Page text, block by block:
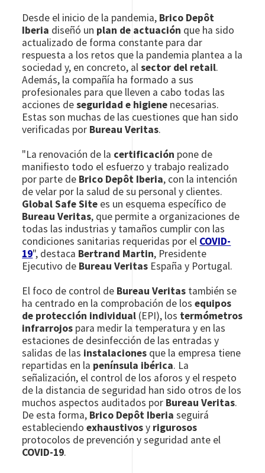
Desde el inicio de la pandemia, Brico Depôt
Iberia diseñó un plan de actuación que ha sido
actualizado de forma constante para dar
respuesta a los retos que la pandemia plantea a la
sociedad y, en concreto, alsector del retail.
Además, la compañía ha formado a sus
profesionales para que lleven a cabo todas las
acciones deseguridad e higiene necesarias.
Estas son muchas de las cuestiones que han sido
verificadas por Bureau Veritas.
"La renovación de la certificación pone de
manifiesto todo el esfuerzo y trabajo realizado
por parte de Brico Depôt Iberia, con la intención
de velar por la salud de su personal y clientes.
Global Safe Site es un esquema específico de
Bureau Veritas, que permite a organizaciones de
todas las industrias y tamaños cumplir con las
condiciones sanitarias requeridas por el COVID-
19", destaca Bertrand Martin, Presidente
Ejecutivo de Bureau Veritas España y Portugal.
El foco de control de Bureau Veritas también se
ha centrado en la comprobación de losequipos
de protección individual (EPI), los termómetros
infrarrojos para medir la temperatura y en las
estaciones de desinfección de las entradas y
salidas de las instalaciones que la empresa tiene
repartidas en la península ibérica. La
señalización, el control de los aforos y el respeto
de la distancia de seguridad han sido otros de los
muchos aspectos auditados por Bureau Veritas.
De esta forma, Brico Depôt Iberia seguirá
estableciendoexhaustivosy rigurosos
protocolos de prevención y seguridad ante el
COVID-19.